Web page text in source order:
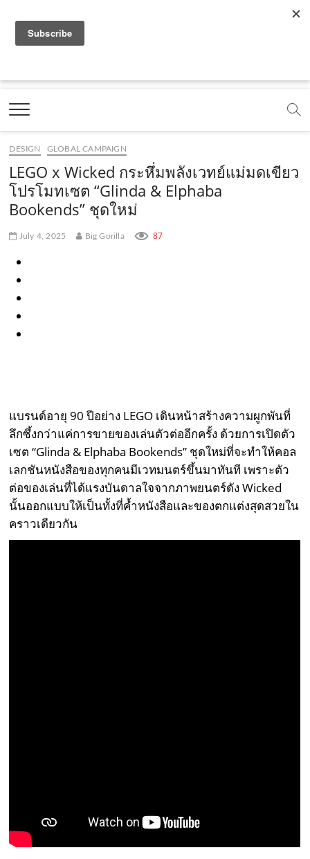
a
e
b
o
o
k
.
c
o
t
b
e
.
c
o
.
o
e
m
e
t
g
r
a
m
.
t
k
c
o
m
Marketing Oops!
DIGITAL | CREATIVE | ADVERTISING | CAMPAIGN |
DESIGN GLOBAL CAMPAIGN
LEGO x Wicked กระหึ่มพลังเวทย์แม่มดเขียว
โปรโมทเซต “Glinda & Elphaba
Bookends” ชุดใหม่
July 4, 2025 Big Gorilla 87
แบรนด์อายุ 90 ปีอย่าง LEGO เดินหน้าสร้างความผูกพันที่
ลึกซึ้งกว่าแค่การขายของเล่นตัวต่ออีกครั้ง ด้วยการเปิดตัว
เซต “Glinda & Elphaba Bookends” ชุดใหม่ที่จะทำให้คอล
เลกชันหนังสือของทุกคนมีเวทมนตร์ขึ้นมาทันที เพราะตัว
ต่อของเล่นที่ได้แรงบันดาลใจจากภาพยนตร์ดัง Wicked
นั้นออกแบบให้เป็นทั้งที่ค้ำหนังสือและของตกแต่งสุดสวยใน
คราวเดียวกัน